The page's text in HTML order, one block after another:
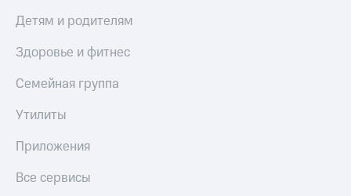
Детям и родителям
Здоровье и фитнес
Семейная группа
Утилиты
Приложения
Все сервисы